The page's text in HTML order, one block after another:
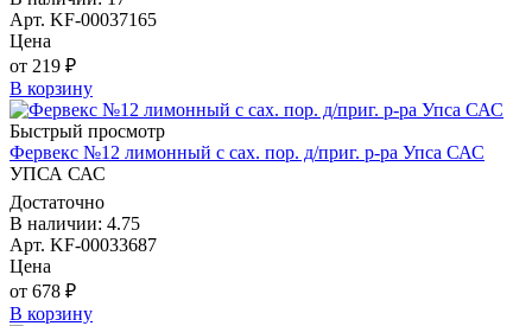
Арт. KF-00037165
Цена
от 219 ₽
В корзину
Быстрый просмотр
Фервекс №12 лимонный с сах. пор. д/приг. р-ра Упса САС
УПСА САС
Достаточно
В наличии: 4.75
Арт. KF-00033687
Цена
от 678 ₽
В корзину